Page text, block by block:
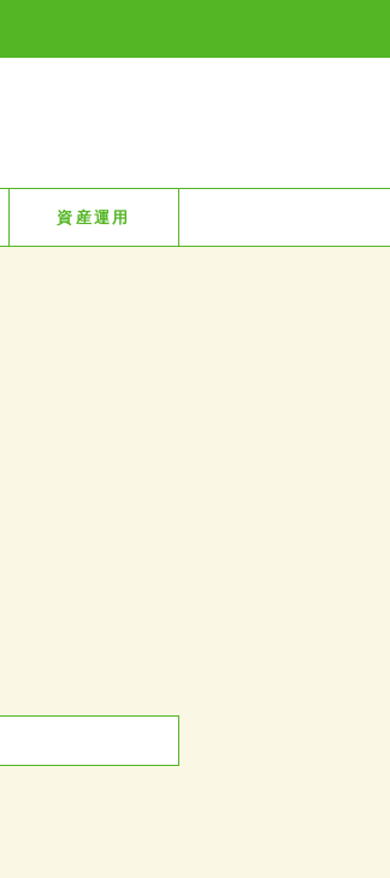
資産運用